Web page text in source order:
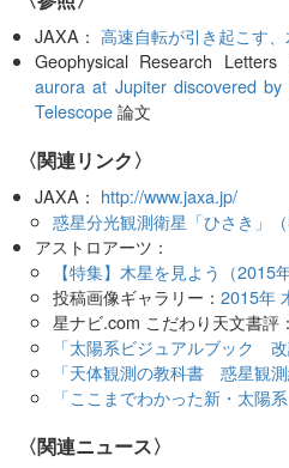
JAXA：高速自転が引き起こす
Geophysical Research
aurora at Jupiter discovered
Telescope論文
〈関連リンク〉
JAXA： http://www.jaxa.jp/
惑星分光観測衛星「ひさき」（
アストロアーツ：
【特集】木星を見よう（2015年
投稿画像ギャラリー： 2015年
星ナビ.com こだわり天文書評：
「太陽系ビジュアルブック 改
「天体観測の教科書 惑星観測
「ここまでわかった新・太陽系
〈関連ニュース〉